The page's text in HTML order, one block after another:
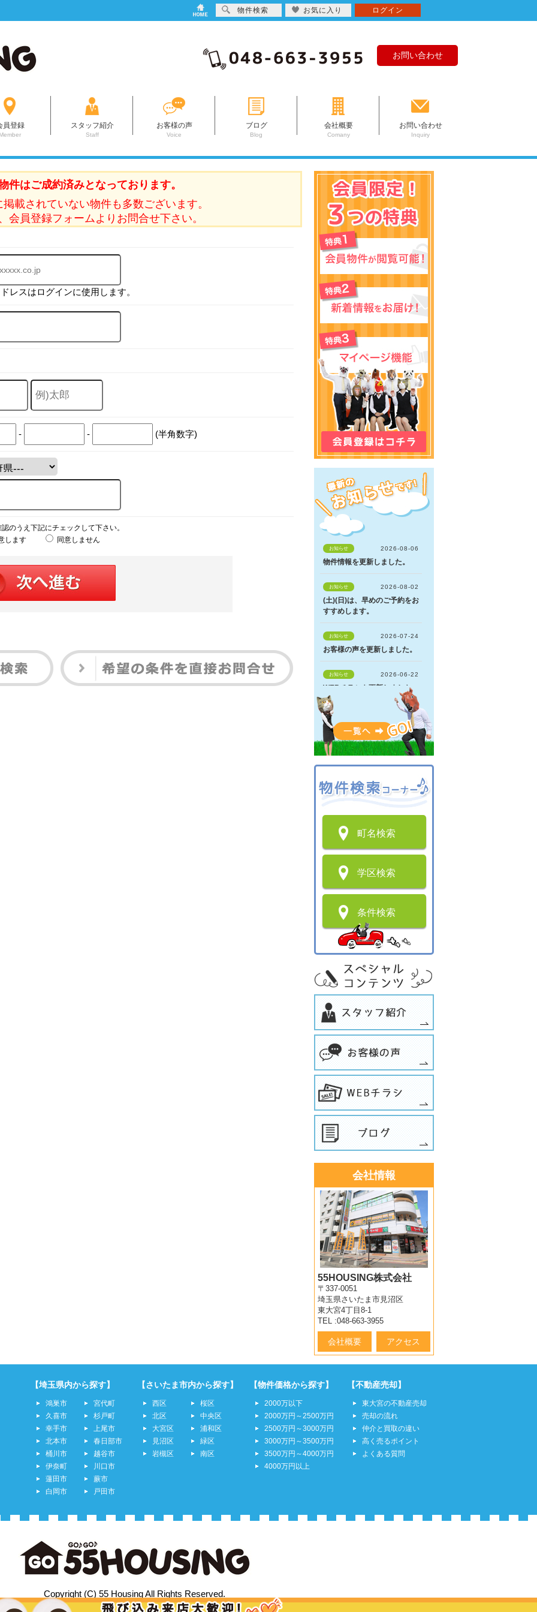
お問い合わせ
員登録 スタッフ紹介
Staff
お客様の声
Voice
ブログ
Blog
会社概要
Comany
お問い合わせ
Inquiry
件はご成約済みとなっております。
載されていない物件も多数ございます。
会員登録フォームよりお問合せ下さい。
レスはログインに使用します。
- - (半角数字)
のうえ下記にチェックして下さい。
します
同意しません
町名検索
学区検索
条件検索
会社情報
55HOUSING株式会社
〒337-0051
埼玉県さいたま市見沼区
東大宮4丁目8-1
TEL :048-663-3955
会社概要 アクセス
【埼玉県内から探す】
鴻巣市
久喜市
幸手市
北本市
桶川市
伊奈町
蓮田市
白岡市
宮代町
杉戸町
上尾市
春日部市
越谷市
川口市
蕨市
戸田市
【さいたま市内から探す】
西区
北区
大宮区
見沼区
岩槻区
桜区
中央区
浦和区
緑区
南区
【物件価格から探す】
2000万以下
2000万円～2500万円
2500万円～3000万円
3000万円～3500万円
3500万円～4000万円
4000万円以上
【不動産売却】
東大宮の不動産売却
売却の流れ
仲介と買取の違い
高く売るポイント
よくある質問
Copyright (C) 55 Housing All Rights Reserved.
物件検索 お気に入り ログイン